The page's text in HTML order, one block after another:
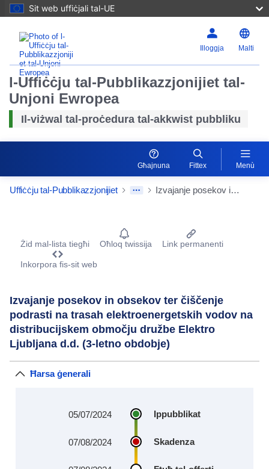
Sit web uffiċjali tal-UE
Illoggja Malti
l-Uffiċċju tal-Pubblikazzjonijiet tal-
Unjoni Ewropea
Il-viżwal tal-proċedura tal-akkwist pubbliku
Għajnuna Fittex Menù
Uffiċċju tal-Pubblikazzjonijiet Izvajanje posekov in obsekov ter čiščenje podrasti na trasah elektroenergetskih vodov na distribucijskem območju družbe Elektro Ljubljana d.d. (3-letno obdobje)
Procurement Detail Actions Portlet
Żid mal-lista tiegħi Oħloq twissija Link permanenti
Inkorpora fis-sit web
Izvajanje posekov in obsekov ter čiščenje
podrasti na trasah elektroenergetskih vodov na
distribucijskem območju družbe Elektro
Ljubljana d.d. (3-letno obdobje)
Ħarsa ġenerali
Ippubblikat
05/07/2024
Skadenza
07/08/2024
Kabbar
Ċekken